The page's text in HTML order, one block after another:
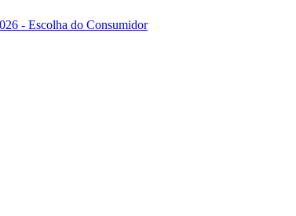
- Escolha do Consumidor